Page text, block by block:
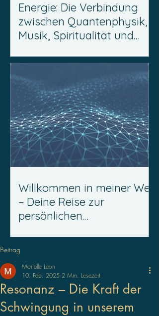
Energie: Die Verbindung
zwischen Quantenphysik,
Musik, Spiritualität und
Willkommen in meiner Welt
– Deine Reise zur
persönlichen
Beitrag
Resonanz – Die Kraft der
Schwingung in unserem
Marielle Leon
10. Feb. 2025 2 Min. Lesezeit